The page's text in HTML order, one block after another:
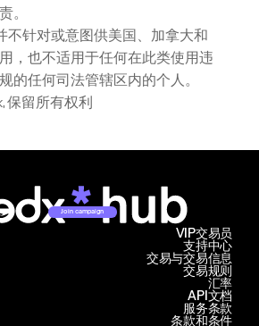
。
不针对或意图供美国、加拿大和
，也不适用于任何在此类使用违
的任何司法管辖区内的个人。
留所有权利
Join campaign
支持中心
交易与交易信息
VIP交易员
交易规则
汇率
API文档
服务条款
条款和条件